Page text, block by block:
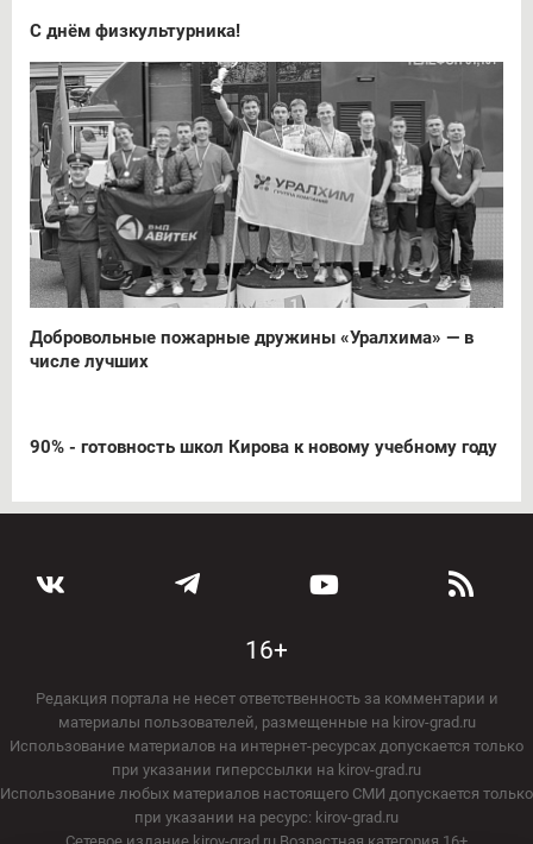
С днём физкультурника!
Добровольные пожарные дружины «Уралхима» — в
числе лучших
90% - готовность школ Кирова к новому учебному году
16+
Редакция портала не несет ответственность за комментарии и
материалы пользователей, размещенные на kirov-grad.ru
Использование материалов на интернет-ресурсах допускается только
при указании гиперссылки на kirov-grad.ru
Использование любых материалов настоящего СМИ допускается только
при указании на ресурс: kirov-grad.ru